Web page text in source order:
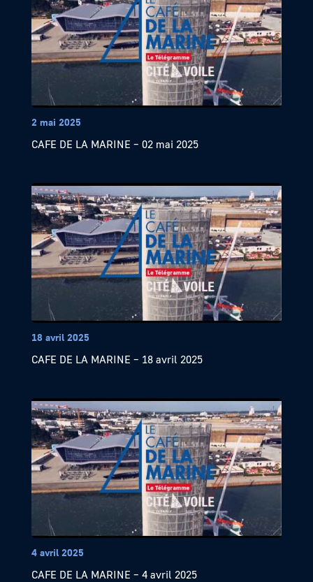
2 mai 2025
CAFE DE LA MARINE – 02 mai 2025
18 avril 2025
CAFE DE LA MARINE – 18 avril 2025
4 avril 2025
CAFE DE LA MARINE – 4 avril 2025